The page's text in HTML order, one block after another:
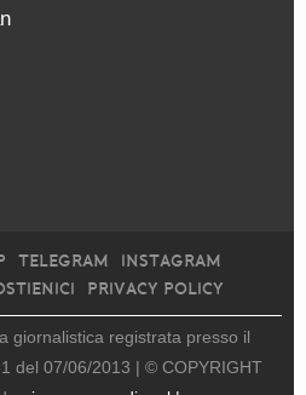
TELEGRAM
INSTAGRAM
PRIVACY POLICY
giornalistica registrata presso il
del 07/06/2013 | © COPYRIGHT